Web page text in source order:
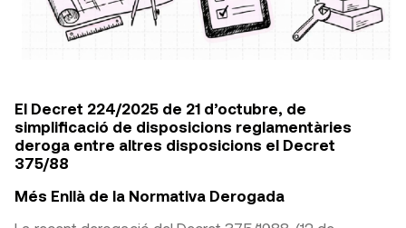
El Decret 224/2025 de 21 d’octubre, de
simplificació de disposicions reglamentàries
deroga entre altres disposicions el Decret
375/88
Més Enllà de la Normativa Derogada